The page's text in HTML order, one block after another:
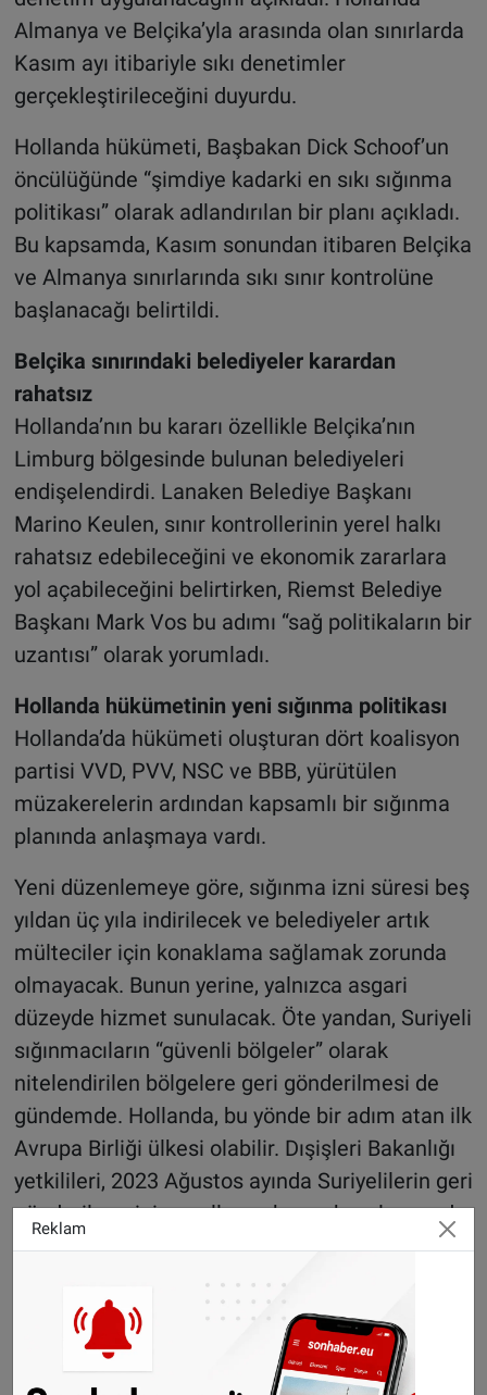
Almanya ve Belçika’yla arasında olan sınırlarda
Kasım ayı itibariyle sıkı denetimler
gerçekleştirileceğini duyurdu.
Hollanda hükümeti, Başbakan Dick Schoof’un
öncülüğünde “şimdiye kadarki en sıkı sığınma
politikası” olarak adlandırılan bir planı açıkladı.
Bu kapsamda, Kasım sonundan itibaren Belçika
ve Almanya sınırlarında sıkı sınır kontrolüne
başlanacağı belirtildi.
Belçika sınırındaki belediyeler karardan
rahatsız
Hollanda’nın bu kararı özellikle Belçika’nın
Limburg bölgesinde bulunan belediyeleri
endişelendirdi. Lanaken Belediye Başkanı
Marino Keulen, sınır kontrollerinin yerel halkı
rahatsız edebileceğini ve ekonomik zararlara
yol açabileceğini belirtirken, Riemst Belediye
Başkanı Mark Vos bu adımı “sağ politikaların bir
uzantısı” olarak yorumladı.
Hollanda hükümetinin yeni sığınma politikası
Hollanda’da hükümeti oluşturan dört koalisyon
partisi VVD, PVV, NSC ve BBB, yürütülen
müzakerelerin ardından kapsamlı bir sığınma
planında anlaşmaya vardı.
Yeni düzenlemeye göre, sığınma izni süresi beş
yıldan üç yıla indirilecek ve belediyeler artık
mülteciler için konaklama sağlamak zorunda
olmayacak. Bunun yerine, yalnızca asgari
düzeyde hizmet sunulacak. Öte yandan, Suriyeli
sığınmacıların “güvenli bölgeler” olarak
nitelendirilen bölgelere geri gönderilmesi de
gündemde. Hollanda, bu yönde bir adım atan ilk
Avrupa Birliği ülkesi olabilir. Dışişleri Bakanlığı
yetkilileri, 2023 Ağustos ayında Suriyelilerin geri
gönderilmesini engelleyen kararı bu yılsonunda
yeniden gözden geçirecek.
Hükümet krizi ve acil durum yasası tartışması
Geert Wilders’ın aşırı sağ partisi PVV,
sığınmacılara yönelik önlemlerin acil durum
Reklam